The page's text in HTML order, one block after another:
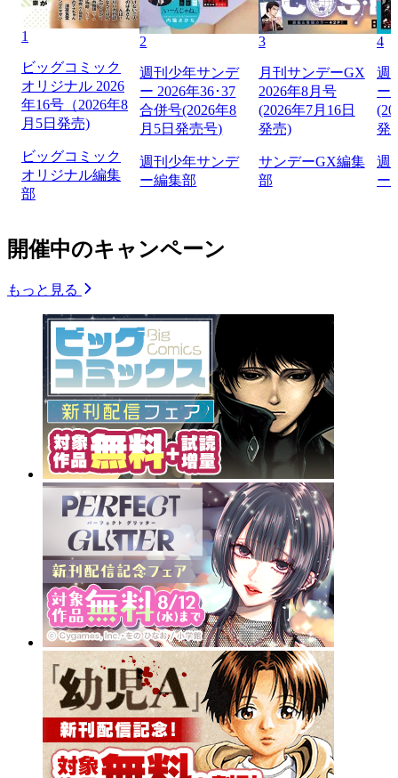
1
ビッグコミック
オリジナル 2026
年16号（2026年8
月5日発売)
ビッグコミック
オリジナル編集
部
2
週刊少年サンデ
ー 2026年36･37
合併号(2026年8
月5日発売号)
週刊少年サンデ
ー編集部
3
月刊サンデーGX
2026年8月号
(2026年7月16日
発売)
サンデーGX編集
部
4
週
ー
発
週
ー
開催中のキャンペーン
もっと見る